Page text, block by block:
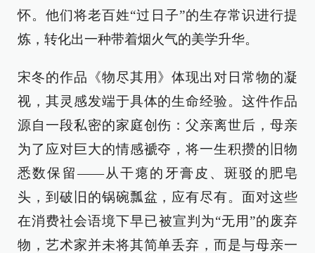
怀。他们将老百姓“过日子”的生存常识进行提
炼，转化出一种带着烟火气的美学升华。
宋冬的作品《物尽其用》体现出对日常物的凝
视，其灵感发端于具体的生命经验。这件作品
源自一段私密的家庭创伤：父亲离世后，母亲
为了应对巨大的情感褫夺，将一生积攒的旧物
悉数保留——从干瘪的牙膏皮、斑驳的肥皂
头，到破旧的锅碗瓢盆，应有尽有。面对这些
在消费社会语境下早已被宣判为“无用”的废弃
物，艺术家并未将其简单丢弃，而是与母亲一